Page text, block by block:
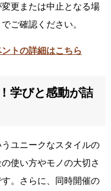
更または中止となる場
ご確認ください。
トの詳細はこちら
学びと感動が詰
ユニークなスタイルの
使い方やモノの大切さ
。さらに、同時開催の